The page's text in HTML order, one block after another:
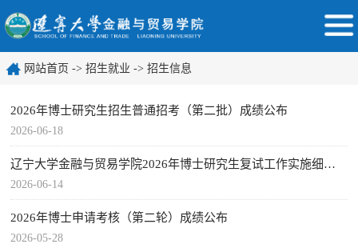
网站首页 -> 招生就业 -> 招生信息
2026年博士研究生招生普通招考（第二批）成绩公布
2026-06-18
辽宁大学金融与贸易学院2026年博士研究生复试工作实施细则（第二批）
2026-06-14
2026年博士申请考核（第二轮）成绩公布
2026-05-28